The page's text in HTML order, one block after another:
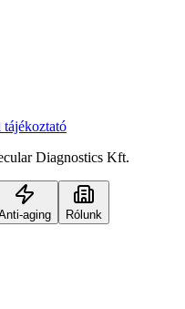
tájékoztató
Diagnostics Kft.
aging Rólunk